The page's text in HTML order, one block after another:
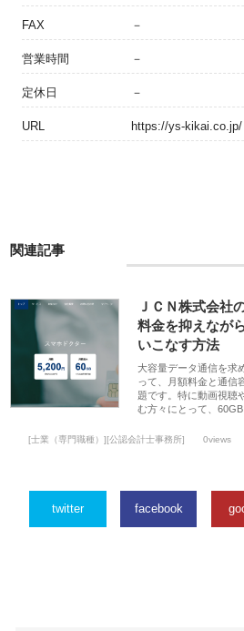
FAX －
営業時間 －
定休日 －
URL https://ys-kikai.co.jp/
関連記事
ＪＣＮ株式会社
料金を抑えなが
いこなす方法
大容量データ通信を求
って、月額料金と通信
題です。特に動画視聴
む方々にとって、
[士業（専門職種）][公認会計士事務所] 0views
twitter facebook